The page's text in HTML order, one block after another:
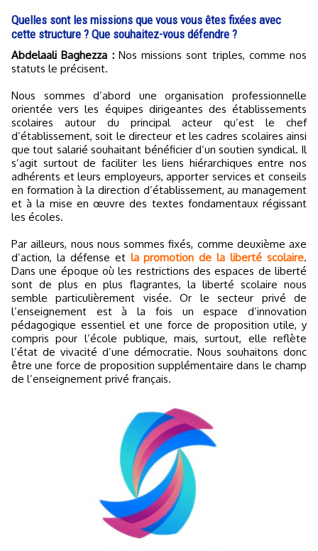
Quelles sont les missions que vous vous êtes fixées avec
cette structure ? Que souhaitez-vous défendre ?
Abdelaali Baghezza :Nos missions sont triples, comme nos
statuts le précisent.
Nous sommes d’abord une organisation professionnelle
orientée vers les équipes dirigeantes des établissements
scolaires autour du principal acteur qu’est le chef
d’établissement, soit le directeur et les cadres scolaires ainsi
que tout salarié souhaitant bénéficier d’un soutien syndical. Il
s’agit surtout de faciliter les liens hiérarchiques entre nos
adhérents et leurs employeurs, apporter services et conseils
en formation à la direction d’établissement, au management
et à la mise en œuvre des textes fondamentaux régissant
les écoles.
Par ailleurs, nous nous sommes fixés, comme deuxième axe
d’action, la défense et la promotion de la liberté scolaire.
Dans une époque où les restrictions des espaces de liberté
sont de plus en plus flagrantes, la liberté scolaire nous
semble particulièrement visée. Or le secteur privé de
l’enseignement est à la fois un espace d’innovation
pédagogique essentiel et une force de proposition utile, y
compris pour l’école publique, mais, surtout, elle reflète
l’état de vivacité d’une démocratie. Nous souhaitons donc
être une force de proposition supplémentaire dans le champ
de l’enseignement privé français.